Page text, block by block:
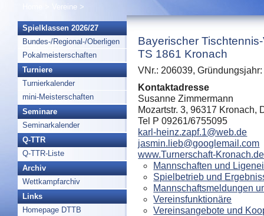
Vereine >
Spielklassen 2026/27
Bundes-/Regional-/Oberligen
Pokalmeisterschaften
Turniere
Turnierkalender
mini-Meisterschaften
Seminare
Seminarkalender
Q-TTR
Q-TTR-Liste
Archiv
Wettkampfarchiv
Links
Homepage DTTB
Bayerischer
TS 1861 Kronach
VNr.: 206039,
Kontaktadresse
Susanne Zimmermann
Mozartstr. 3, 96317 Kronach,
Tel P 09261/6755095
karl-heinz.zapf.1@web.de
jasmin.lieb@googlemail.com
www.Turnerschaft-Kronach.de
Mannschaften und
Spielbetrieb und
Mannschaftsmeldungen
Vereinsfunktionäre
Vereinsangebote und